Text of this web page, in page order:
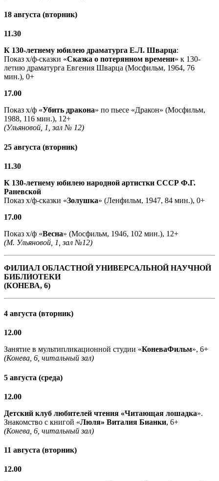
18 августа (вторник)
11.30
К 130-летнему юбилею драматурга Е.Л. Шварца:
Показ х/ф-сказки «Сказка о потерянном времени» к 130-
летию драматурга Евгения Шварца (Мосфильм, 1964, 76
мин.), 0+
17.00
Показ х/ф «Убить дракона» по пьесе «Дракон» (Мосфильм,
1988, 116 мин.), 12+
(Ульяновой, 1, зал № 12)
25 августа (вторник)
11.30
К 130-летнему юбилею народной артистки СССР Ф.Г.
Раневской
Показ х/ф-сказки «Золушка» (Ленфильм, 1947, 84 мин.), 0+
17.00
Показ х/ф «Весна» (Мосфильм, 1946, 102 мин.), 12+
(М. Ульяновой, 1, зал №12)
ФИЛИАЛ ОБЛАСТНОЙ УНИВЕРСАЛЬНОЙ НАУЧНОЙ
БИБЛИОТЕКИ
(КОНЕВА, 6)
4 августа (вторник)
12.00
Занятие в мультипликационной студии «КоневаФильм», 6+
(Конева, 6, читальный зал)
5 августа (среда)
12.00
Детский клуб любителей чтения «Читающая лошадка».
Знакомство с книгой «Люля» Виталия Бианки, 6+
(Конева, 6, читальный зал)
11 августа (вторник)
12.00